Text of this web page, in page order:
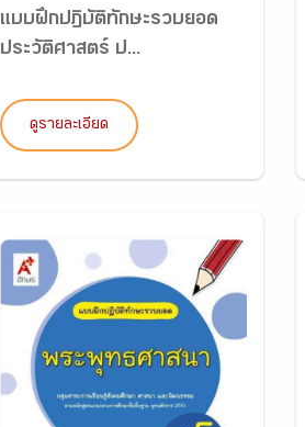
แบบฝึกปฏิบัติทักษะรวบยอด
ประวัติศาสตร์ ป...
ดูรายละเอียด